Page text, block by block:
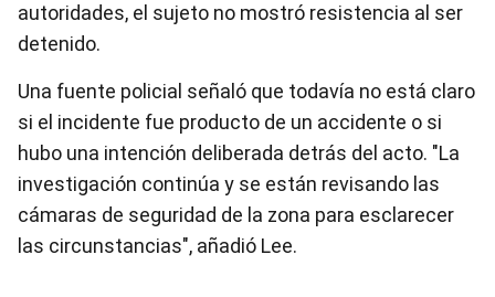
autoridades, el sujeto no mostró resistencia al ser
detenido.
Una fuente policial señaló que todavía no está claro
si el incidente fue producto de un accidente o si
hubo una intención deliberada detrás del acto. "La
investigación continúa y se están revisando las
cámaras de seguridad de la zona para esclarecer
las circunstancias", añadió Lee.